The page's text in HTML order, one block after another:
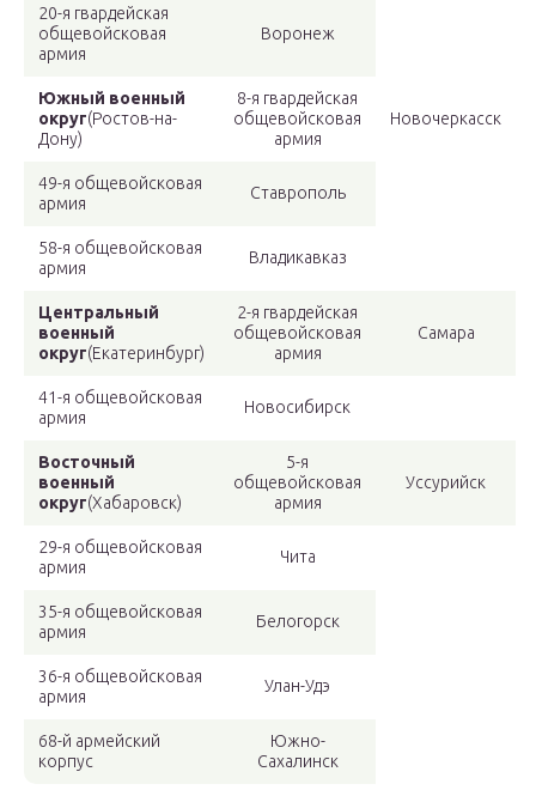
20-я гвардейская
общевойсковая
армия
Воронеж
Южный военный
округ(Ростов-на-
Дону)
8-я гвардейская
общевойсковая
армия
Новочеркасск
49-я общевойсковая
армия
Ставрополь
58-я общевойсковая
армия
Владикавказ
Центральный
военный
округ(Екатеринбург)
2-я гвардейская
общевойсковая
армия
Самара
41-я общевойсковая
армия
Новосибирск
Восточный
военный
округ(Хабаровск)
5-я
общевойсковая
армия
Уссурийск
29-я общевойсковая
армия
Чита
35-я общевойсковая
армия
Белогорск
36-я общевойсковая
армия
Улан-Удэ
68-й армейский
корпус
Южно-
Сахалинск